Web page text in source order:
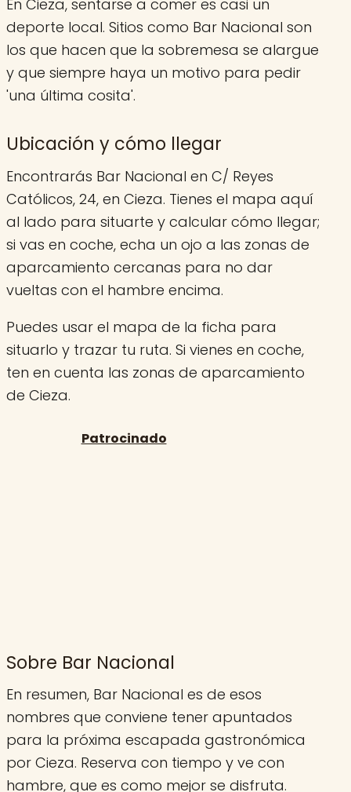
En Cieza, sentarse a comer es casi un
deporte local. Sitios como Bar Nacional son
los que hacen que la sobremesa se alargue
y que siempre haya un motivo para pedir
'una última cosita'.
Ubicación y cómo llegar
Encontrarás Bar Nacional en C/ Reyes
Católicos, 24, en Cieza. Tienes el mapa aquí
al lado para situarte y calcular cómo llegar;
si vas en coche, echa un ojo a las zonas de
aparcamiento cercanas para no dar
vueltas con el hambre encima.
Puedes usar el mapa de la ficha para
situarlo y trazar tu ruta. Si vienes en coche,
ten en cuenta las zonas de aparcamiento
de Cieza.
Sobre Bar Nacional
En resumen, Bar Nacional es de esos
nombres que conviene tener apuntados
para la próxima escapada gastronómica
por Cieza. Reserva con tiempo y ve con
hambre, que es como mejor se disfruta.